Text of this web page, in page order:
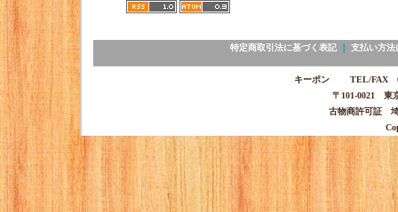
特定商取引法に基づく表記｜ 支払い方法
キーポン TEL/FAX
〒101-0021 東
古物商許可証